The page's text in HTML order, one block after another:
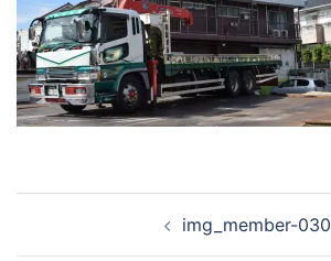
img_member-030